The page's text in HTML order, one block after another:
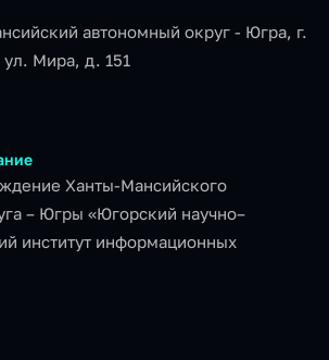
автономный округ - Югра, г.
Мира, д. 151
Ханты-Мансийского
– Югры «Югорский научно–
институт информационных